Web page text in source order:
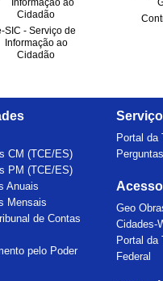
SIC - Serviço de
Informação ao
Cidadão
CM (TCE/ES)
PM (TCE/ES)
Anuais
Mensais
de Contas
pelo Poder
Portal da
Geo
Cidades-
Portal da
Federal